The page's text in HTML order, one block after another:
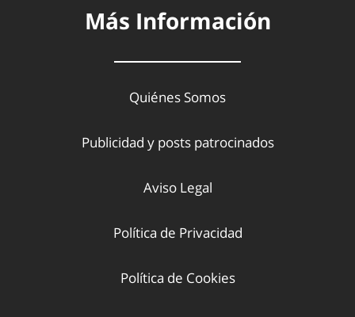
Más Información
Quiénes Somos
Publicidad y posts patrocinados
Aviso Legal
Política de Privacidad
Política de Cookies